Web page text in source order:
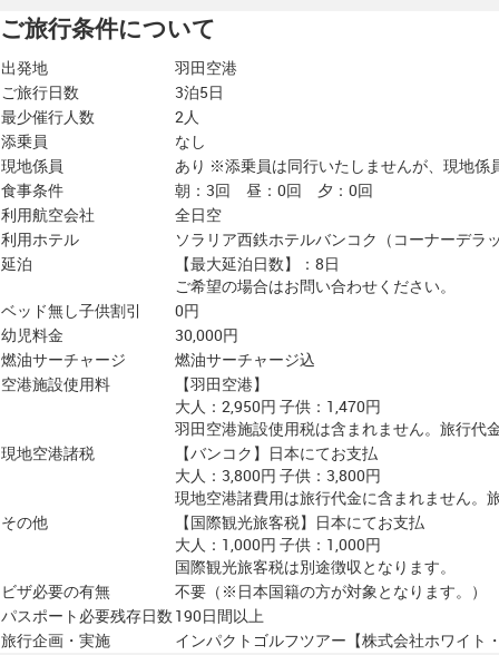
ご旅行条件について
出発地
羽田空港
ご旅行日数
3泊5日
最少催行人数
2人
添乗員
なし
現地係員
あり ※添乗員は同行いたしませんが、現地係
食事条件
朝：3回 昼：0回 夕：0回
利用航空会社
全日空
利用ホテル
ソラリア西鉄ホテルバンコク（コーナーデラ
延泊
【最大延泊日数】：8日
ご希望の場合はお問い合わせください。
ベッド無し子供割引
0円
幼児料金
30,000円
燃油サーチャージ
燃油サーチャージ込
空港施設使用料
【羽田空港】
大人：2,950円 子供：1,470円
羽田空港施設使用税は含まれません。旅行代
現地空港諸税
【バンコク】日本にてお支払
大人：3,800円 子供：3,800円
現地空港諸費用は旅行代金に含まれません。
その他
【国際観光旅客税】日本にてお支払
大人：1,000円 子供：1,000円
国際観光旅客税は別途徴収となります。
ビザ必要の有無
不要（※日本国籍の方が対象となります。）
パスポート必要残存日数 190日間以上
旅行企画・実施
インパクトゴルフツアー【株式会社ホワイト